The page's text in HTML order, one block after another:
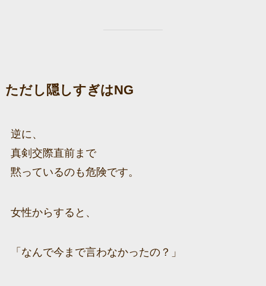
ただし隠しすぎはNG
逆に、
真剣交際直前まで
黙っているのも危険です。
女性からすると、
「なんで今まで言わなかったの？」